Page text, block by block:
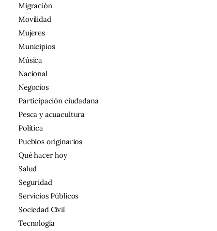
Migración
Movilidad
Mujeres
Municipios
Música
Nacional
Negocios
Participación ciudadana
Pesca y acuacultura
Política
Pueblos originarios
Qué hacer hoy
Salud
Seguridad
Servicios Públicos
Sociedad Civil
Tecnología